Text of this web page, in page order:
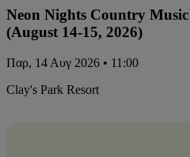
Neon Nights Country
(August 14-15, 2026)
Παρ, 14 Αυγ 2026 • 11:00
Clay's Park Resort